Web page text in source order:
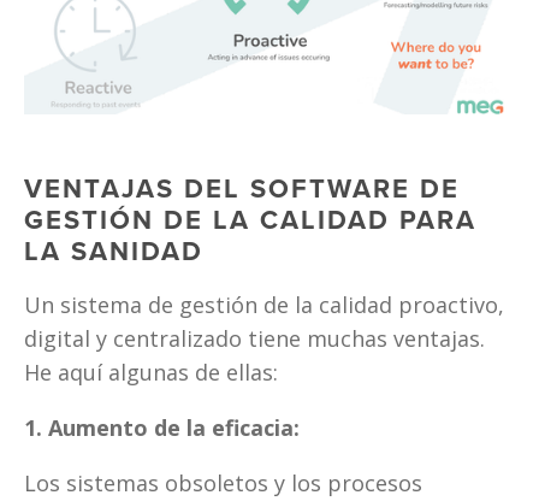
VENTAJAS DEL SOFTWARE DE
GESTIÓN DE LA CALIDAD PARA
LA SANIDAD
Un sistema de gestión de la calidad proactivo,
digital y centralizado tiene muchas ventajas.
He aquí algunas de ellas:
1. Aumento de la eficacia:
Los sistemas obsoletos y los procesos